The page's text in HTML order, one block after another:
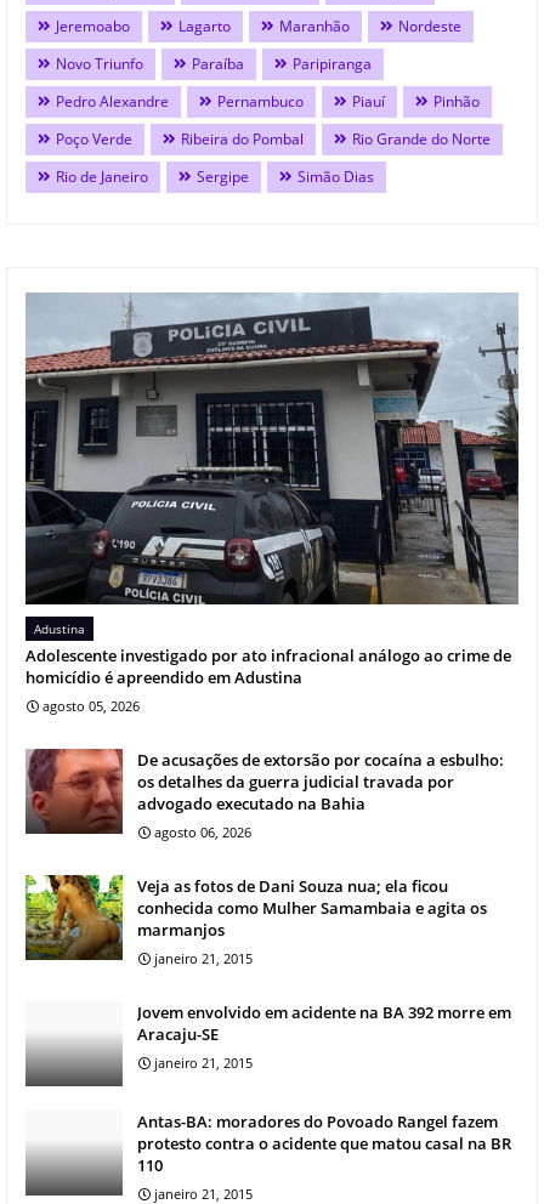
Jeremoabo
Lagarto Maranhão
Nordeste
Novo Triunfo
Paraíba
Paripiranga
Pedro Alexandre
Pernambuco Piauí
Pinhão
Poço Verde
Ribeira do Pombal
Rio Grande do Norte
Rio de Janeiro
Sergipe Simão Dias
Adustina
Adolescente investigado por ato infracional análogo ao crime de
homicídio é apreendido em Adustina
agosto 05, 2026
De acusações de extorsão por cocaína a esbulho:
os detalhes da guerra judicial travada por
advogado executado na Bahia
agosto 06, 2026
Veja as fotos de Dani Souza nua; ela ficou
conhecida como Mulher Samambaia e agita os
marmanjos
janeiro 21, 2015
Jovem envolvido em acidente na BA 392 morre em
Aracaju-SE
janeiro 21, 2015
Antas-BA: moradores do Povoado Rangel fazem
protesto contra o acidente que matou casal na BR
110
janeiro 21, 2015